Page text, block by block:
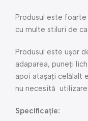
Produsul este
cu multe stiluri de
Produsul este ușor
adaparea, puneți
apoi atașați celălalt
nu necesită
Specificație: